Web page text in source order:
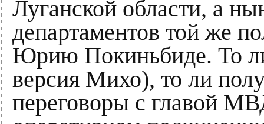
Луганской области, а
департаментов той же
Юрию Покиньбиде. То
версия Михо), то ли
переговоры с главой